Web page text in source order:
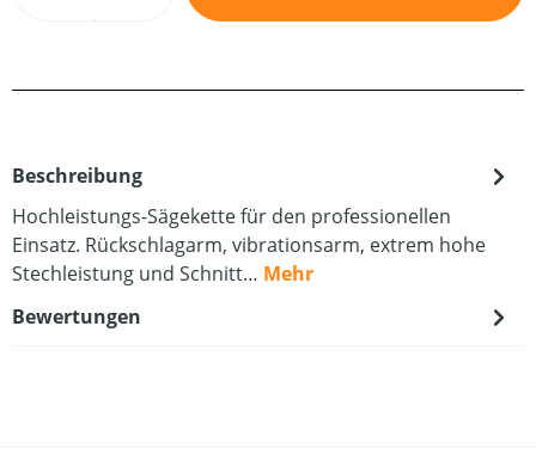
Beschreibung
Hochleistungs-Sägekette für den professionellen
Einsatz. Rückschlagarm, vibrationsarm, extrem hohe
Stechleistung und Schnitt… Mehr
Bewertungen